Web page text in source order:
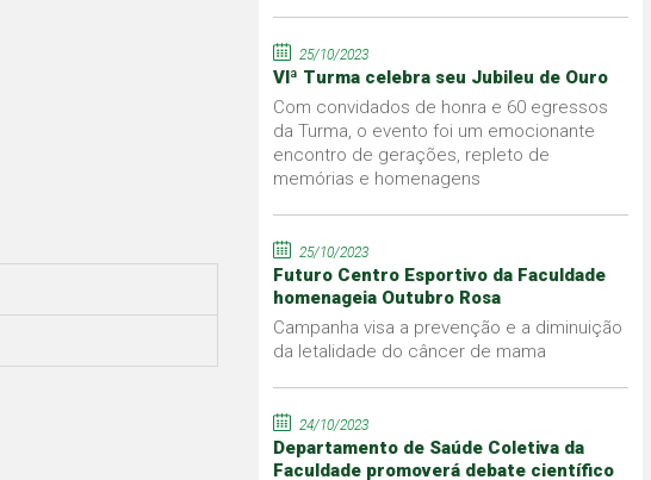
25/10/2023
VIª Turma celebra seu Jubileu de Ouro
Com convidados de honra e 60 egressos
da Turma, o evento foi um emocionante
encontro de gerações, repleto de
memórias e homenagens
25/10/2023
Futuro Centro Esportivo da Faculdade
homenageia Outubro Rosa
Campanha visa a prevenção e a diminuição
da letalidade do câncer de mama
24/10/2023
Departamento de Saúde Coletiva da
Faculdade promoverá debate científico